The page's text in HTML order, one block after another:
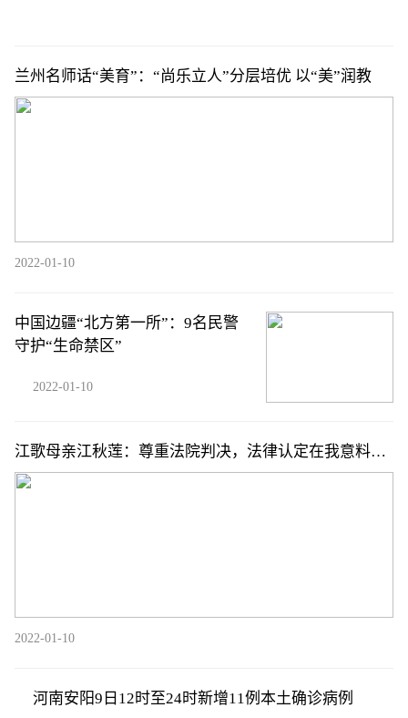
兰州名师话“美育”：“尚乐立人”分层培优 以“美”润教
2022-01-10
中国边疆“北方第一所”：9名民警
守护“生命禁区”
2022-01-10
江歌母亲江秋莲：尊重法院判决，法律认定在我意料之
中
2022-01-10
河南安阳9日12时至24时新增11例本土确诊病例